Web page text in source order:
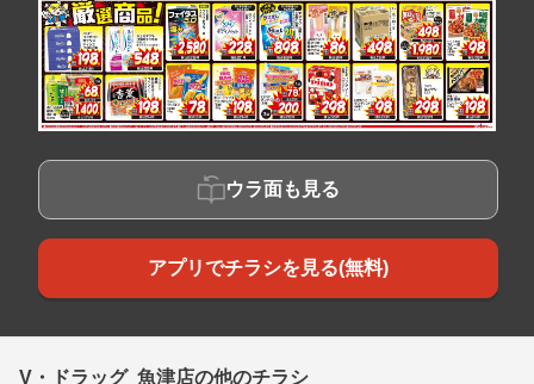
ウラ面も見る
アプリでチラシを見る(無料)
V・ドラッグ 魚津店の他のチラシ